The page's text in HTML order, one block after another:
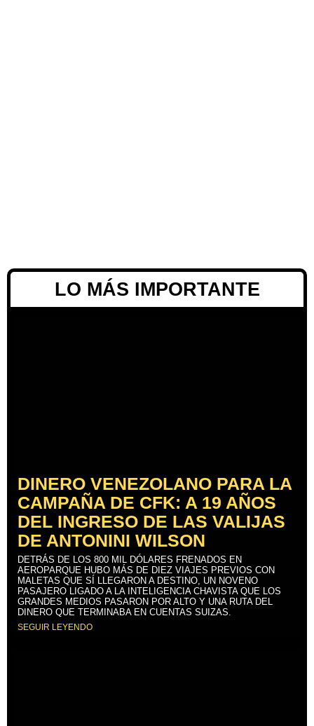
LO MÁS IMPORTANTE
DINERO VENEZOLANO PARA LA
CAMPAÑA DE CFK: A 19 AÑOS
DEL INGRESO DE LAS VALIJAS
DE ANTONINI WILSON
DETRÁS DE LOS 800 MIL DÓLARES FRENADOS EN
AEROPARQUE HUBO MÁS DE DIEZ VIAJES PREVIOS CON
MALETAS QUE SÍ LLEGARON A DESTINO, UN NOVENO
PASAJERO LIGADO A LA INTELIGENCIA CHAVISTA QUE LOS
GRANDES MEDIOS PASARON POR ALTO Y UNA RUTA DEL
DINERO QUE TERMINABA EN CUENTAS SUIZAS.
SEGUIR LEYENDO